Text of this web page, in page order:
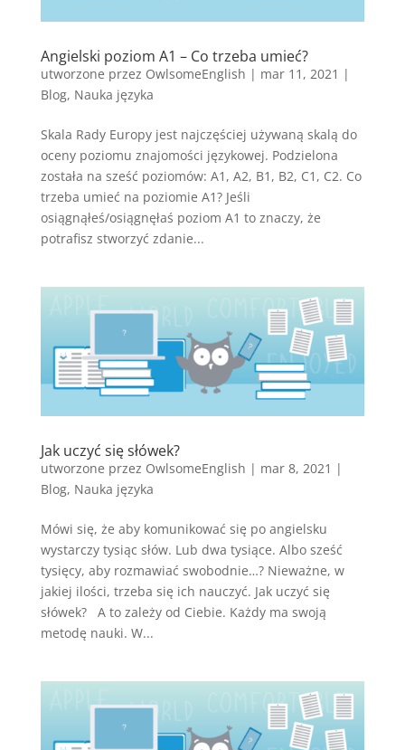
Angielski poziom A1 – Co trzeba umieć?
utworzone przez OwlsomeEnglish | mar 11, 2021 |
Blog, Nauka języka
Skala Rady Europy jest najczęściej używaną skalą do
oceny poziomu znajomości językowej. Podzielona
została na sześć poziomów: A1, A2, B1, B2, C1, C2. Co
trzeba umieć na poziomie A1? Jeśli
osiągnąłeś/osiągnęłaś poziom A1 to znaczy, że
potrafisz stworzyć zdanie...
Jak uczyć się słówek?
utworzone przez OwlsomeEnglish | mar 8, 2021 |
Blog, Nauka języka
Mówi się, że aby komunikować się po angielsku
wystarczy tysiąc słów. Lub dwa tysiące. Albo sześć
tysięcy, aby rozmawiać swobodnie…? Nieważne, w
jakiej ilości, trzeba się ich nauczyć. Jak uczyć się
słówek? A to zależy od Ciebie. Każdy ma swoją
metodę nauki. W...